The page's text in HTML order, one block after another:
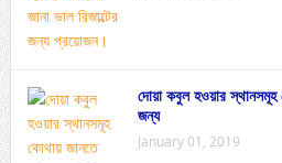
দোয়া কবুল হওয়ার স্থানসমূহ
জন্য
January 01, 2019